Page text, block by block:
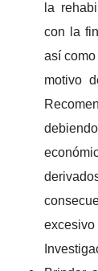
la
con la
así
motivo